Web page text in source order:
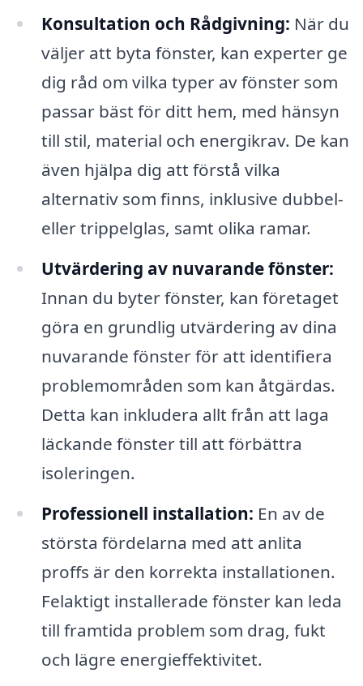
Konsultation och Rådgivning: När du
väljer att byta fönster, kan experter ge
dig råd om vilka typer av fönster som
passar bäst för ditt hem, med hänsyn
till stil, material och energikrav. De kan
även hjälpa dig att förstå vilka
alternativ som finns, inklusive dubbel-
eller trippelglas, samt olika ramar.
Utvärdering av nuvarande fönster:
Innan du byter fönster, kan företaget
göra en grundlig utvärdering av dina
nuvarande fönster för att identifiera
problemområden som kan åtgärdas.
Detta kan inkludera allt från att laga
läckande fönster till att förbättra
isoleringen.
Professionell installation: En av de
största fördelarna med att anlita
proffs är den korrekta installationen.
Felaktigt installerade fönster kan leda
till framtida problem som drag, fukt
och lägre energieffektivitet.